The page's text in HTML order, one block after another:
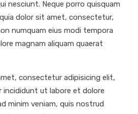
nesciunt. Neque porro quisquam
dolor sit amet, consectetur,
numquam eius modi tempora
magnam aliquam quaerat
consectetur adipisicing elit,
incididunt ut labore et dolore
minim veniam, quis nostrud